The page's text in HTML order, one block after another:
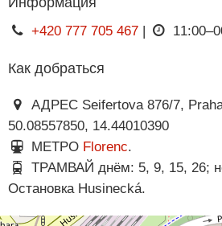
+420 777 705 467|
Как добраться
АДРЕС Seifertova 876/7,
50.08557850, 14.44010390
МЕТРО Florenc.
ТРАМВАЙ днём: 5, 9, 15, 26;
Остановка Husinecká.